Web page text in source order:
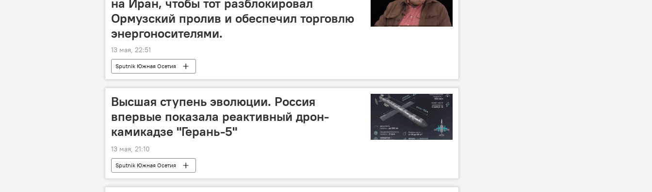
Ормузский пролив и обеспечил торговлю
энергоносителями.
13 мая, 22:51
Sputnik Южная Осетия
Высшая ступень эволюции. Россия
впервые показала реактивный дрон-
камикадзе "Герань-5"
13 мая, 21:10
Sputnik Южная Осетия